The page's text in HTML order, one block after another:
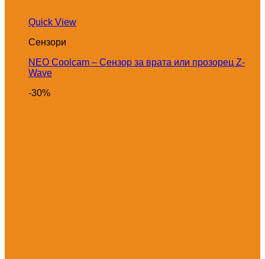
Quick View
Сензори
NEO Coolcam – Сензор за врата или прозорец Z-
Wave
-30%